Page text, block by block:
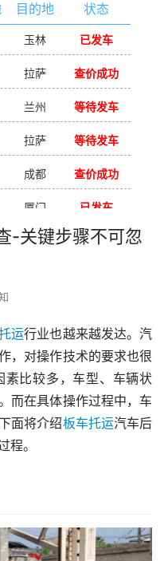
目的地 状态
玉林 已发车
拉萨 查价成功
兰州 等待发车
拉萨 等待发车
成都 查价成功
厦门 已发车
合肥 等待发车
-关键步骤不可忽
运行业也越来越发达。汽
，对操作技术的要求也很
素比较多，车型、车辆状
而在具体操作过程中，车
面将介绍板车托运汽车后
程。